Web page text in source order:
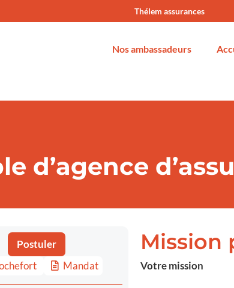
Thélem assurances
Nos ambassadeurs
d’agence
Mission
Votre mission
Postuler
Mandat